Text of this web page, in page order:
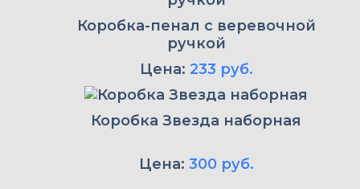
Коробка-пенал с веревочной
ручкой
Цена: 233 руб.
Коробка Звезда наборная
Цена: 300 руб.